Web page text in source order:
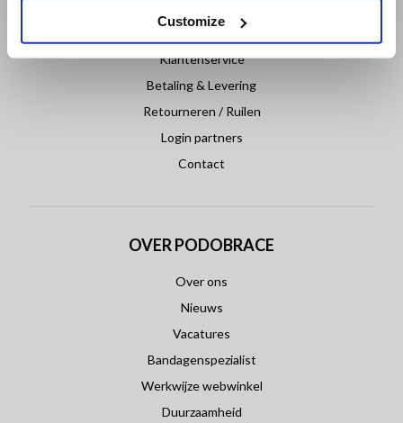
Customize
Veelgestelde vragen
Klantenservice
Betaling & Levering
Retourneren / Ruilen
Login partners
Contact
OVER PODOBRACE
Over ons
Nieuws
Vacatures
Bandagenspezialist
Werkwijze webwinkel
Duurzaamheid